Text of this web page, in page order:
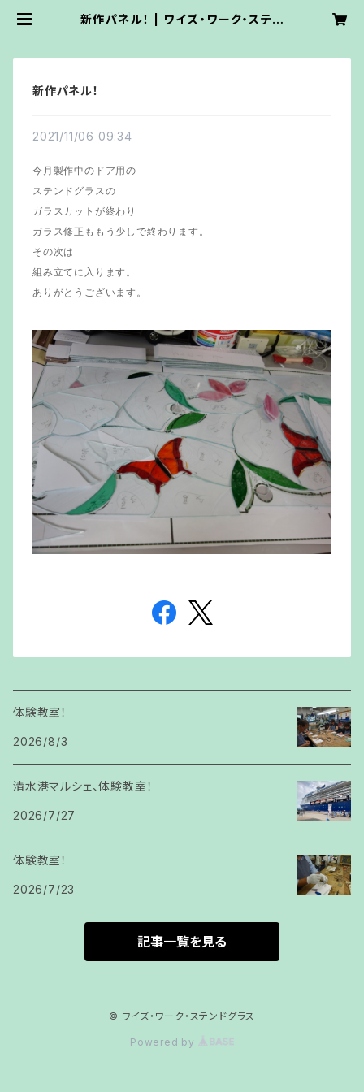
新作パネル！ | ワイズ・ワーク・ステン
新作パネル！
2021/11/06 09:34
今月製作中のドア用の
ステンドグラスの
ガラスカットが終わり
ガラス修正ももう少しで終わります。
その次は
組み立てに入ります。
ありがとうございます。
体験教室！
2026/8/3
清水港マルシェ、体験教室！
2026/7/27
体験教室！
2026/7/23
記事一覧を見る
© ワイズ・ワーク・ステンドグラス
Powered by